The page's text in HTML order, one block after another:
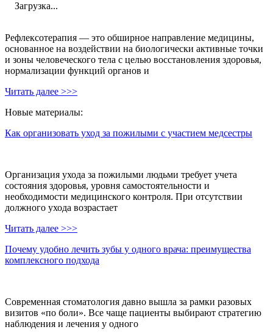
Загрузка...
Рефлексотерапия — это обширное направление медицины,
основанное на воздействии на биологически активные точки
и зоны человеческого тела с целью восстановления здоровья,
нормализации функций органов и
Читать далее >>>
Новые материалы:
Как организовать уход за пожилыми с участием медсестры
Организация ухода за пожилыми людьми требует учета
состояния здоровья, уровня самостоятельности и
необходимости медицинского контроля. При отсутствии
должного ухода возрастает
Читать далее >>>
Почему удобно лечить зубы у одного врача: преимущества
комплексного подхода
Современная стоматология давно вышла за рамки разовых
визитов «по боли». Все чаще пациенты выбирают стратегию
наблюдения и лечения у одного